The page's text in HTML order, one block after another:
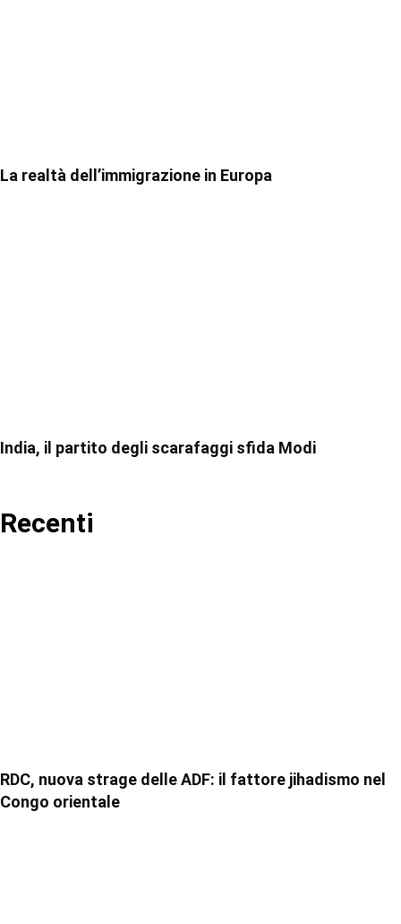
La realtà dell’immigrazione in Europa
India, il partito degli scarafaggi sfida Modi
Recenti
RDC, nuova strage delle ADF: il fattore jihadismo nel
Congo orientale